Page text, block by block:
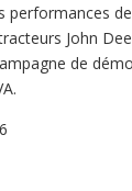
performances
John
de